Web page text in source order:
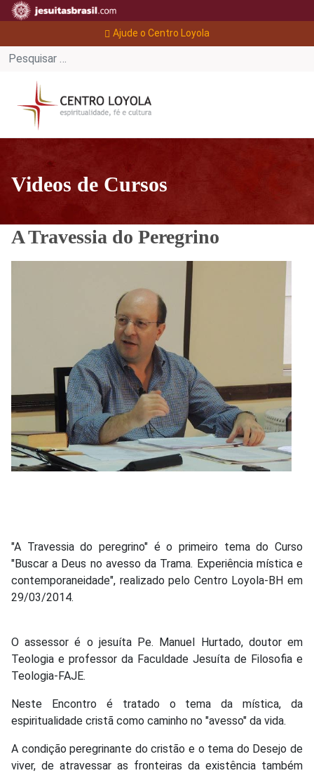
Ajude o Centro Loyola
Videos de Cursos
A Travessia do Peregrino
"A Travessia do peregrino" é o primeiro tema do Curso
"Buscar a Deus no avesso da Trama. Experiência mística e
contemporaneidade", realizado pelo Centro Loyola-BH em
29/03/2014.
O assessor é o jesuíta Pe. Manuel Hurtado, doutor em
Teologia e professor da Faculdade Jesuíta de Filosofia e
Teologia-FAJE.
Neste Encontro é tratado o tema da mística, da
espiritualidade cristã como caminho no "avesso" da vida.
A condição peregrinante do cristão e o tema do Desejo de
viver, de atravessar as fronteiras da existência também